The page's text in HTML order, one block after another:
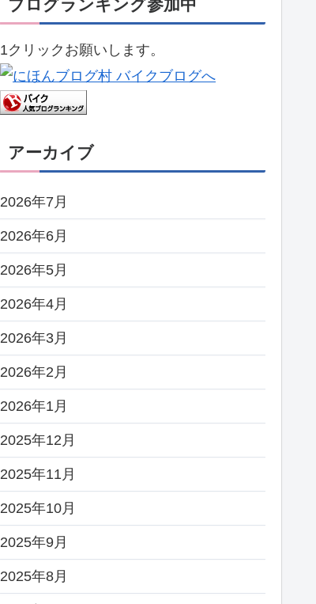
ブログランキング参加中
1クリックお願いします。
アーカイブ
2026年7月
2026年6月
2026年5月
2026年4月
2026年3月
2026年2月
2026年1月
2025年12月
2025年11月
2025年10月
2025年9月
2025年8月